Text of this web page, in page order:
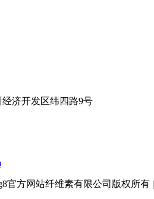
济开发区纬四路9号
官方网站纤维素有限公司版权所有 |